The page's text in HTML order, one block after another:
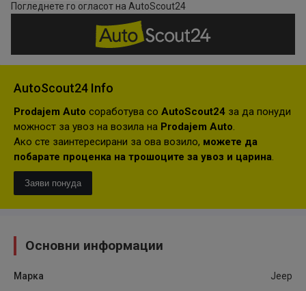
Погледнете го огласот на AutoScout24
AutoScout24 Info
Prodajem Auto соработува со AutoScout24 за да понуди
можност за увоз на возила на Prodajem Auto.
Ако сте заинтересирани за ова возило, можете да
побарате проценка на трошоците за увоз и царина.
Заяви понуда
Основни информации
Марка
Jeep